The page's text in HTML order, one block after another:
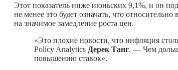
Этот показатель ниже июньских 9,1%, и он
не менее это будет означать, что
на значимое замедление роста цен.
«Это плохие новости, что инфляция
Policy Analytics Дерек Танг. — Чем
повышению ставок».